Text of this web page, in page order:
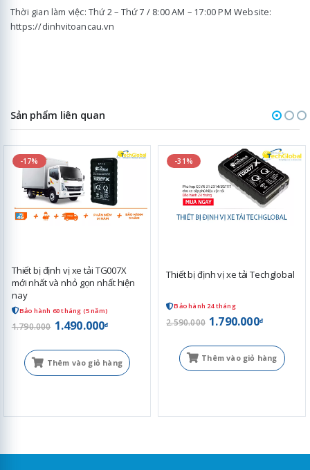
Thời gian làm việc: Thứ 2 – Thứ 7 / 8:00 AM – 17:00 PM Website:
https://dinhvitoancau.vn
Sản phẩm liên quan
-17%
Thiết bị định vị xe tải TG007X
mới nhất và nhỏ gọn nhất hiện
nay
Bảo hành 60 tháng (5 năm)
1.790.000 1.490.000đ
Thêm vào giỏ hàng
-31%
Thiết bị định vị xe tải Techglobal
Bảo hành 24 tháng
2.590.000 1.790.000đ
Thêm vào giỏ hàng